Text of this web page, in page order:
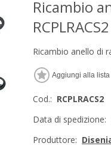
Ricambio
RCPLRACS2
Ricambio anello di
Cod.: RCPLRACS2
Data di spedizione:
Produttore: